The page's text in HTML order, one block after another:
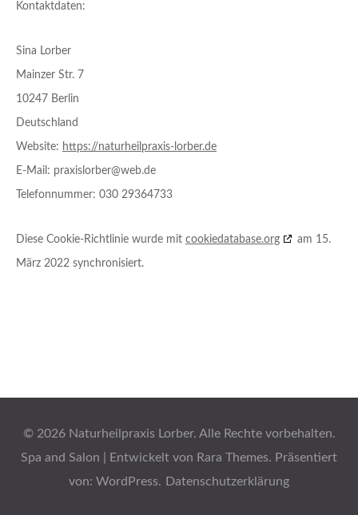
Kontaktdaten:
Sina Lorber
Mainzer Str. 7
10247 Berlin
Deutschland
Website: https://naturheilpraxis-lorber.de
E-Mail: praxislorber@web.de
Telefonnummer: 030 29364733
Diese Cookie-Richtlinie wurde mit cookiedatabase.org am 15.
März 2022 synchronisiert.
© 2026 Naturheilpraxis Lorber. Alle Rechte vorbehalten.
Spa and Salon | Entwickelt von Rara Themes. Präsentiert
von: WordPress. Datenschutzerklärung